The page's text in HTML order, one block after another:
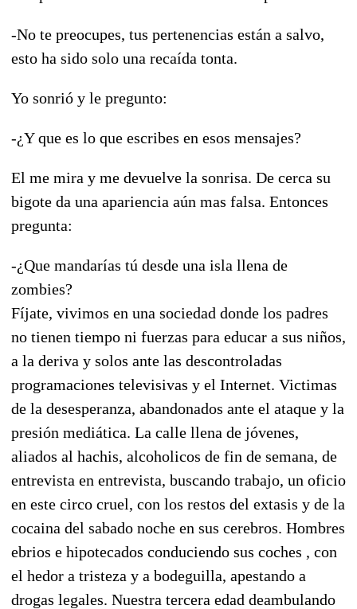
-No te preocupes, tus pertenencias están a salvo,
esto ha sido solo una recaída tonta.
Yo sonrió y le pregunto:
-¿Y que es lo que escribes en esos mensajes?
El me mira y me devuelve la sonrisa. De cerca su
bigote da una apariencia aún mas falsa. Entonces
pregunta:
-¿Que mandarías tú desde una isla llena de
zombies?
Fíjate, vivimos en una sociedad donde los padres
no tienen tiempo ni fuerzas para educar a sus niños,
a la deriva y solos ante las descontroladas
programaciones televisivas y el Internet. Victimas
de la desesperanza, abandonados ante el ataque y la
presión mediática. La calle llena de jóvenes,
aliados al hachis, alcoholicos de fin de semana, de
entrevista en entrevista, buscando trabajo, un oficio
en este circo cruel, con los restos del extasis y de la
cocaina del sabado noche en sus cerebros. Hombres
ebrios e hipotecados conduciendo sus coches , con
el hedor a tristeza y a bodeguilla, apestando a
drogas legales. Nuestra tercera edad deambulando